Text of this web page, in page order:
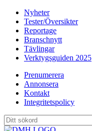
Nyheter
Tester/Översikter
Reportage
Branschnytt
Tävlingar
Verktygsguiden 2025
Prenumerera
Annonsera
Kontakt
Integritetspolicy